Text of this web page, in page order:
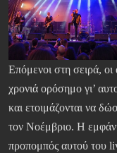
Επόμενοι στη σειρά,
χρονιά ορόσημο γι’
και ετοιμάζονται να
τον Νοέμβριο. Η
προπομπός αυτού του